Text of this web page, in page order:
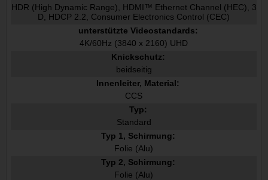
HDR (High Dynamic Range), HDMI™ Ethernet Channel (HEC), 3
D, HDCP 2.2, Consumer Electronics Control (CEC)
unterstützte Videostandards:
4K/60Hz (3840 x 2160) UHD
Knickschutz:
beidseitig
Innenleiter, Material:
CCS
Typ:
Standard
Typ 1, Schirmung:
Folie (Alu)
Typ 2, Schirmung:
Folie (Alu)